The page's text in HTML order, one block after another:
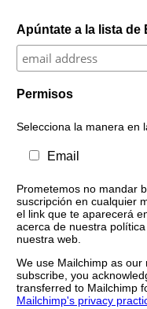
Apúntate a la lista de
Permisos
Selecciona la manera en
Email
Prometemos no mandar
suscripción en cualquier
el link que te aparecerá
acerca de nuestra
nuestra web.
We use Mailchimp as
subscribe, you
transferred to Mailchimp
Mailchimp's privacy